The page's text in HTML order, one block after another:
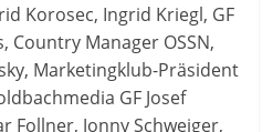
Korosec, Ingrid Kriegl, GF
Country Manager OSSN,
Marketingklub-Präsident
GF Josef
Follner, Jonny Schweiger,